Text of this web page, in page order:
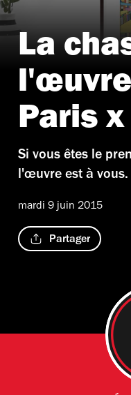
La
l'œuvre
Paris
Si vous êtes le
l'œuvre est à vous.
mardi 9 juin 2015
Partager